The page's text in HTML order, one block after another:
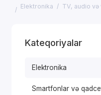
Elektronika TV, audio və
Kateqoriyalar
Elektronika
Smartfonlar və